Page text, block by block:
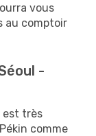
vous
au comptoir
-
est très
comme